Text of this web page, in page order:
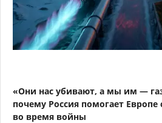
«Они нас убивают, а мы им —
почему Россия помогает
во время войны